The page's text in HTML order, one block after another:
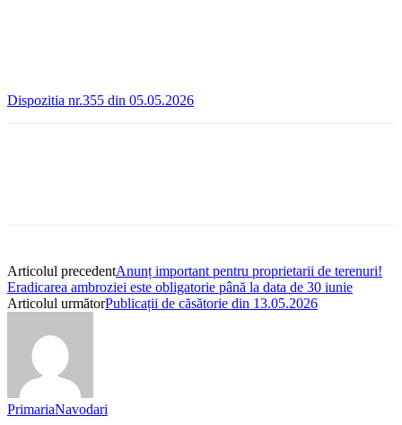
Dispozitia nr.355 din 05.05.2026
Articolul precedentAnunț important pentru proprietarii de terenuri!
Eradicarea ambroziei este obligatorie până la data de 30 iunie
Articolul următorPublicații de căsătorie din 13.05.2026
PrimariaNavodari